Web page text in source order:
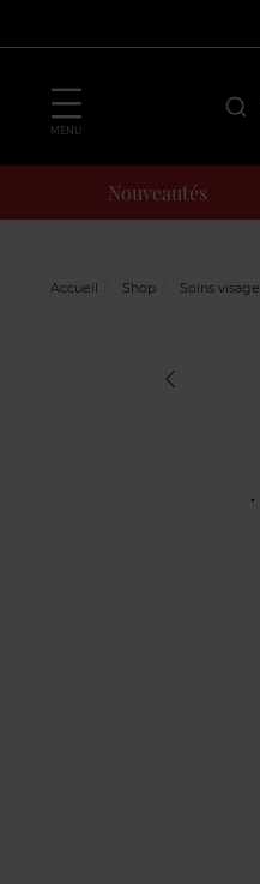
MENU
Nouveautés
Accueil Shop Soins visage